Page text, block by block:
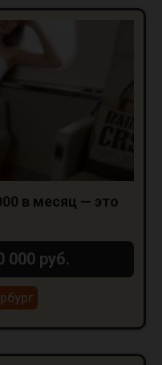
в месяц — это
000 руб.